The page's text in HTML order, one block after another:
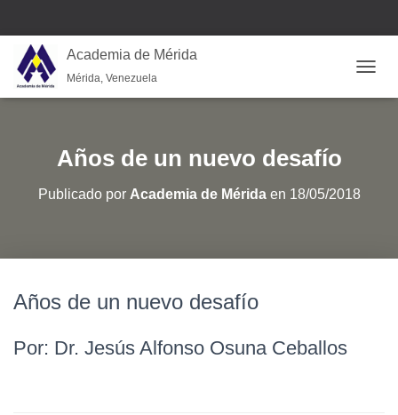
Academia de Mérida
Mérida, Venezuela
Años de un nuevo desafío
Publicado por Academia de Méridaen 18/05/2018
Años de un nuevo desafío
Por: Dr. Jesús Alfonso Osuna Ceballos